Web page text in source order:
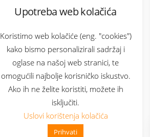
Upotreba web kolačića
Koristimo web kolačiće (eng. "cookies")
kako bismo personalizirali sadržaj i
oglase na našoj web stranici, te
omogućili najbolje korisničko iskustvo.
Ako ih ne želite koristiti, možete ih
isključiti.
Uslovi korištenja kolačića
Prihvati
👋 Zdravo, kako mogu pomoći?
Bonus plus
Prijava za newsletter